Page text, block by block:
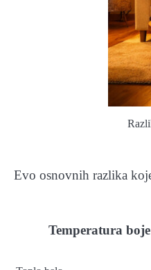
Evo osnovnih razlika
Temperatura boje